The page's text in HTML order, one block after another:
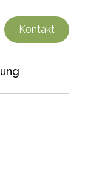
Kontakt